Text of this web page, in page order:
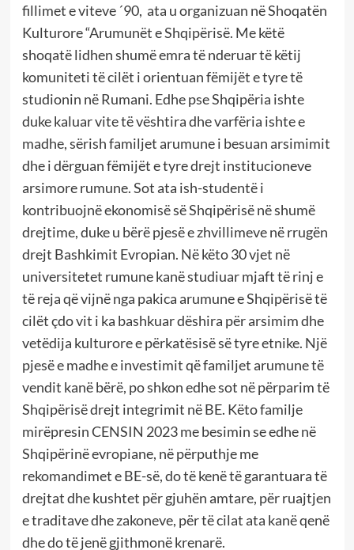
fillimet e viteve ´90, ata u organizuan në Shoqatën
Kulturore “Arumunët e Shqipërisë. Me këtë
shoqatë lidhen shumë emra të nderuar të këtij
komuniteti të cilët i orientuan fëmijët e tyre të
studionin në Rumani. Edhe pse Shqipëria ishte
duke kaluar vite të vështira dhe varfëria ishte e
madhe, sërish familjet arumune i besuan arsimimit
dhe i dërguan fëmijët e tyre drejt institucioneve
arsimore rumune. Sot ata ish-studentë i
kontribuojnë ekonomisë së Shqipërisë në shumë
drejtime, duke u bërë pjesë e zhvillimeve në rrugën
drejt Bashkimit Evropian. Në këto 30 vjet në
universitetet rumune kanë studiuar mjaft të rinj e
të reja që vijnë nga pakica arumune e Shqipërisë të
cilët çdo vit i ka bashkuar dëshira për arsimim dhe
vetëdija kulturore e përkatësisë së tyre etnike. Një
pjesë e madhe e investimit që familjet arumune të
vendit kanë bërë, po shkon edhe sot në përparim të
Shqipërisë drejt integrimit në BE. Këto familje
mirëpresin CENSIN 2023 me besimin se edhe në
Shqipërinë evropiane, në përputhje me
rekomandimet e BE-së, do të kenë të garantuara të
drejtat dhe kushtet për gjuhën amtare, për ruajtjen
e traditave dhe zakoneve, për të cilat ata kanë qenë
dhe do të jenë gjithmonë krenarë.